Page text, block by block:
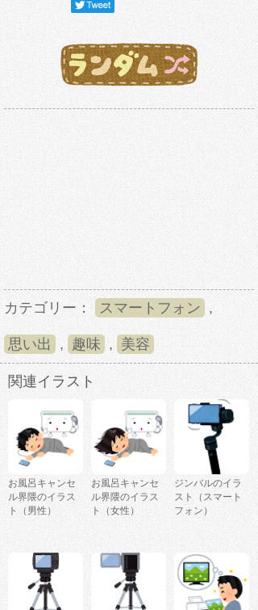
カテゴリー： スマートフォン ,
思い出 , 趣味 , 美容
関連イラスト
お風呂キャンセ
ル界隈のイラス
ト（男性）
お風呂キャンセ
ル界隈のイラス
ト（女性）
ジンバルのイラ
スト（スマート
フォン）